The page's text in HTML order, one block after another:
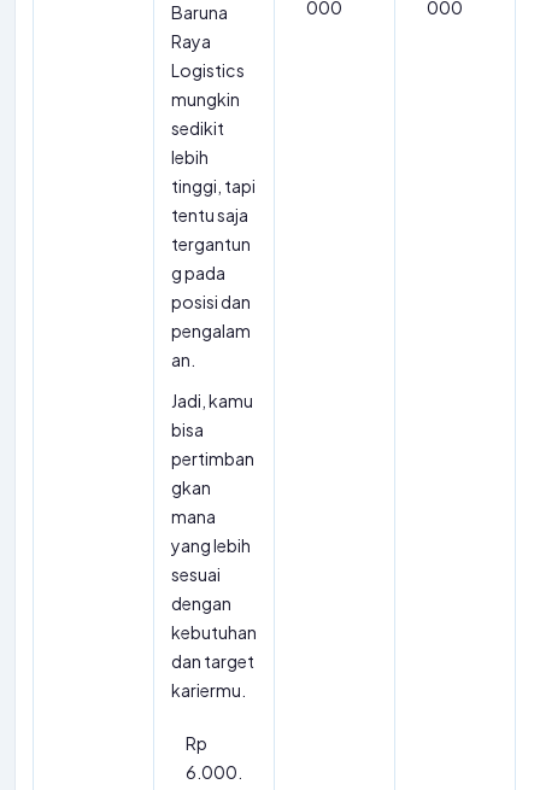
Baruna
Raya
Logistics
mungkin
sedikit
lebih
tinggi, tapi
tentu saja
tergantun
g pada
posisi dan
pengalam
an.
Jadi, kamu
bisa
pertimban
gkan
mana
yang lebih
sesuai
dengan
kebutuhan
dan target
kariermu.
Rp
6.000.
000
000